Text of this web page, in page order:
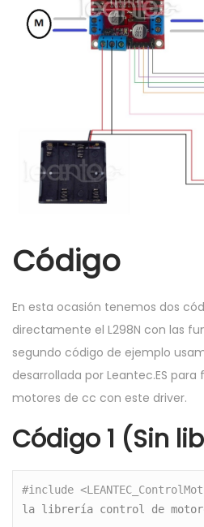
Código
En esta ocasión tenemos dos
directamente el L298N con las
segundo código de ejemplo
desarrollada por Leantec.ES
motores de cc con este driver.
Código 1 (Sin
#include
la librería control de